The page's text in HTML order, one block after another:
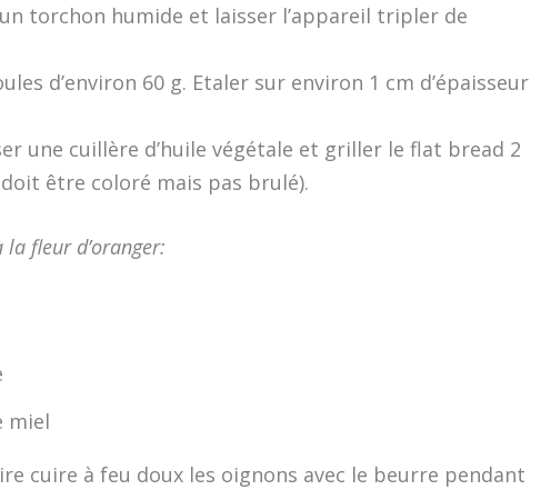
torchon humide et laisser l’appareil tripler de
d’environ 60 g. Etaler sur environ 1 cm d’épaisseur
une cuillère d’huile végétale et griller le flat bread 2
être coloré mais pas brulé).
la fleur d’oranger:
miel
cuire à feu doux les oignons avec le beurre pendant